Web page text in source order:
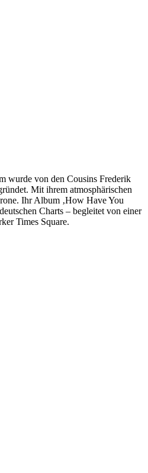
wurde von den Cousins Frederik
Mit ihrem atmosphärischen
Ihr Album ‚How Have You
Charts – begleitet von einer
Times Square.